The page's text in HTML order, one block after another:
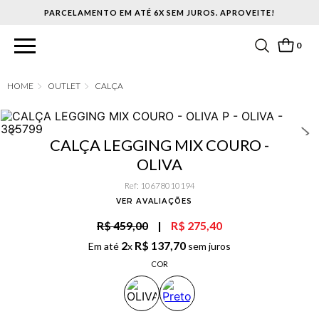
PARCELAMENTO EM ATÉ 6X SEM JUROS. APROVEITE!
0
OUTLET CALÇA
CALÇA LEGGING MIX COURO -
OLIVA
Ref: 10678010194
VER AVALIAÇÕES
R$ 459,00 | R$ 275,40
Em até 2x R$ 137,70 sem juros
COR